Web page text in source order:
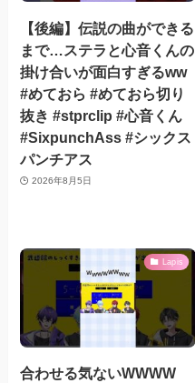
【後編】伝説の曲ができる
まで…ステラと心音くんの
掛け合いが面白すぎるww
#めておら #めておら切り
抜き #stprclip #心音くん
#SixpunchAss #シックス
パンチアス
2026年8月5日
Lapis
合わせる気ないWWWW